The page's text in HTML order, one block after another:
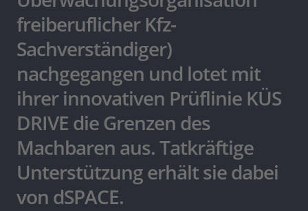
freiberuflicher Kfz-
Sachverständiger)
nachgegangen und lotet mit
ihrer innovativen Prüflinie KÜS
DRIVE die Grenzen des
Machbaren aus. Tatkräftige
Unterstützung erhält sie dabei
von dSPACE.